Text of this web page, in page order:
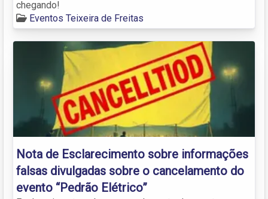
chegando!
Eventos Teixeira de Freitas
Nota de Esclarecimento sobre informações
falsas divulgadas sobre o cancelamento do
evento “Pedrão Elétrico”